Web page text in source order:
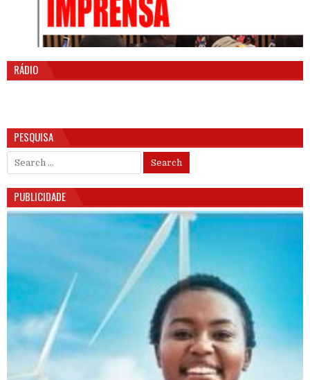
RÁDIO
PESQUISA
Search for:
PUBLICIDADE